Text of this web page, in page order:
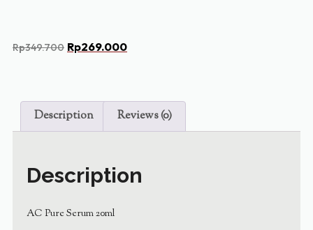
Rp349.700 Rp269.000
Description Reviews (0)
Description
AC Pure Serum 20ml